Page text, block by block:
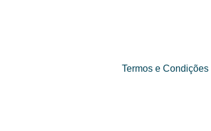
Termos e Condições